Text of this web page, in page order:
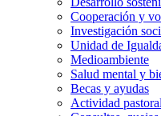
Cooperación y
Investigación
Unidad de
Medioambiente
Salud mental y
Becas y ayudas
Actividad pastoral